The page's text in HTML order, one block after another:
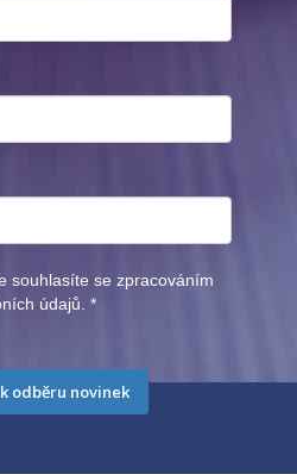
souhlasíte se zpracováním
údajů. *
odběru novinek